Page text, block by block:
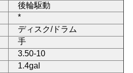
後輪駆動
*
ディスク/ドラム
手
3.50-10
1.4gal